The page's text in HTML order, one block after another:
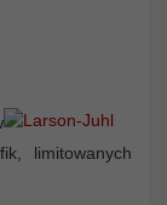
limitowanych